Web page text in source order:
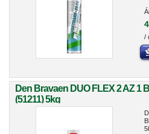
/
Den Bravaen DUO FLEX 2 AZ 1
(51211) 5kg